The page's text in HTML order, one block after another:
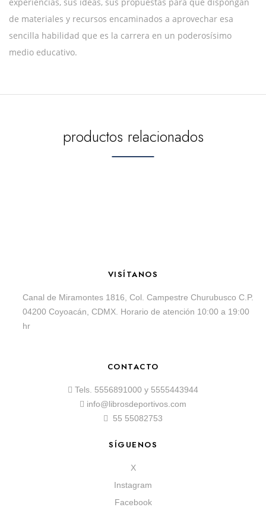
de materiales y recursos encaminados a aprovechar esa
sencilla habilidad que es la carrera en un poderosísimo
medio educativo.
productos relacionados
VISÍTANOS
Canal de Miramontes 1816, Col. Campestre Churubusco C.P.
04200 Coyoacán, CDMX. Horario de atención 10:00 a 19:00
hr
CONTACTO
Tels. 5556891000 y 5555443944
info@librosdeportivos.com
55 55082753
SÍGUENOS
X
Instagram
Facebook